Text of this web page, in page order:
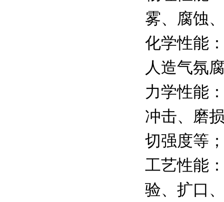
雾、腐蚀
化学性能
人造气氛
力学性能
冲击、磨
切强度等
工艺性能
验、扩口